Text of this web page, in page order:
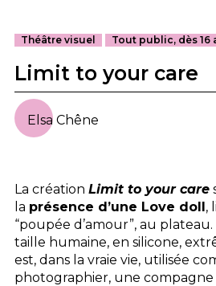
Théâtre visuel Tout public, dès 16
Limit to your care
Elsa Chêne
La création Limit to your care
la présence d’une Love doll,
“poupée d’amour”, au
taille humaine, en silicone,
est, dans la vraie vie, utilisée
photographier, une compagne